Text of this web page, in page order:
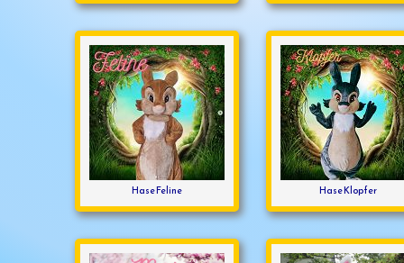
Hase Feline Hase Klopfer